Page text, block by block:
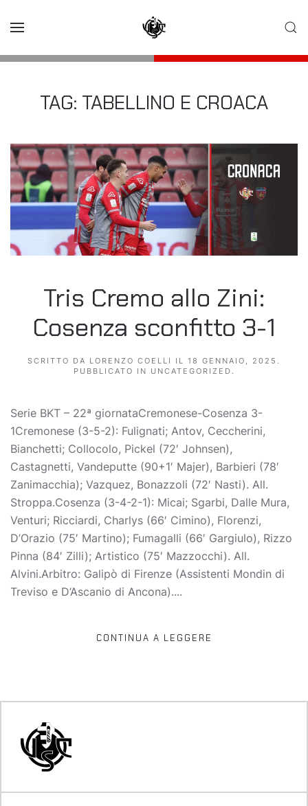
TAG: TABELLINO E CROACA
Tris Cremo allo Zini:
Cosenza sconfitto 3-1
SCRITTO DA LORENZO COELLI IL 18 GENNAIO, 2025 .
PUBBLICATO IN UNCATEGORIZED .
Serie BKT – 22ª giornataCremonese-Cosenza 3-
1Cremonese (3-5-2): Fulignati; Antov, Ceccherini,
Bianchetti; Collocolo, Pickel (72′ Johnsen),
Castagnetti, Vandeputte (90+1′ Majer), Barbieri (78′
Zanimacchia); Vazquez, Bonazzoli (72′ Nasti). All.
Stroppa.Cosenza (3-4-2-1): Micai; Sgarbi, Dalle Mura,
Venturi; Ricciardi, Charlys (66′ Cimino), Florenzi,
D’Orazio (75′ Martino); Fumagalli (66′ Gargiulo), Rizzo
Pinna (84′ Zilli); Artistico (75′ Mazzocchi). All.
Alvini.Arbitro: Galipò di Firenze (Assistenti Mondin di
Treviso e D’Ascanio di Ancona)....
CONTINUA A LEGGERE